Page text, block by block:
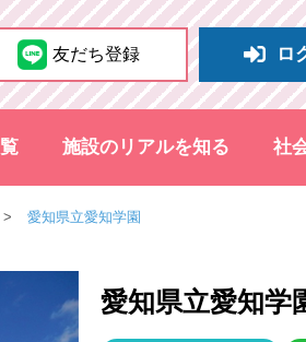
友だち登録 ロ
施設のリアルを知る 社
愛知県立愛知学園
愛知県立愛知学